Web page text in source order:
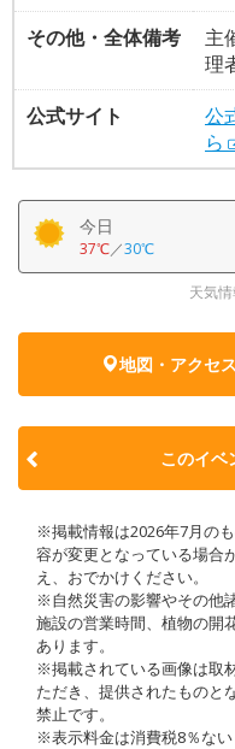
その他・全体備考
主
理
公式サイト
公
ら
今日
37℃／30℃
天気
地図・アクセ
このイベ
※掲載情報は2026年7月の
容が変更となっている場合
え、おでかけください。
※自然災害の影響やその他
施設の営業時間、植物の開
あります。
※掲載されている画像は取
ただき、提供されたものと
禁止です。
※表示料金は消費税8％ない